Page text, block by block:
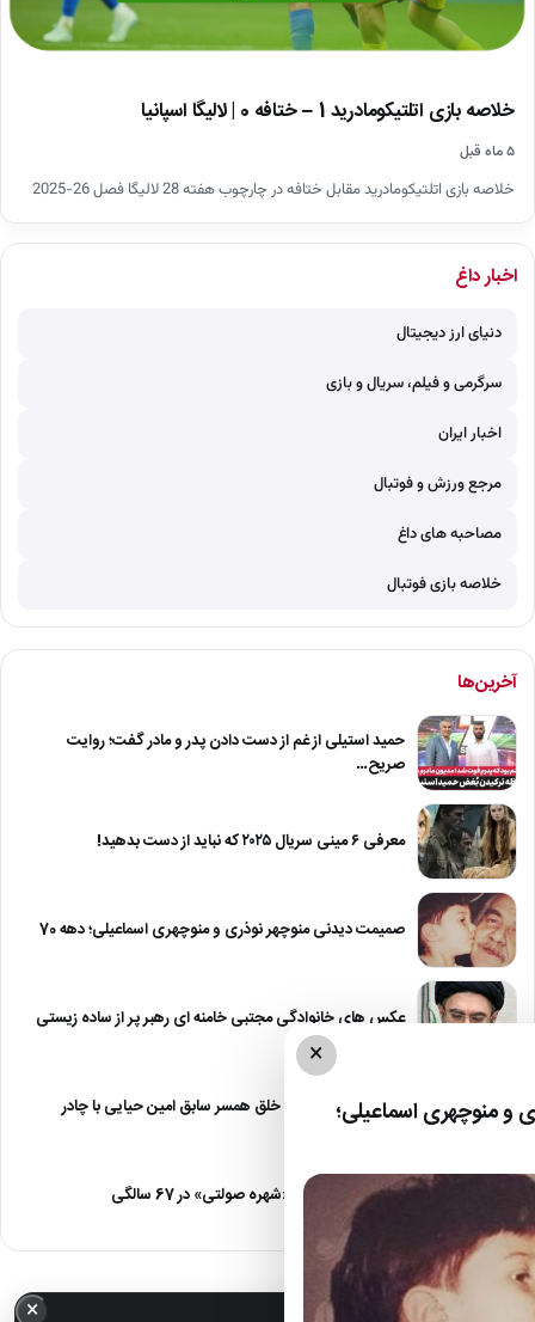
خلاصه بازی اتلتیکومادرید 1 – ختافه 0 | لالیگا اسپانیا
۵ ماه قبل
خلاصه بازی اتلتیکومادرید مقابل ختافه در چارچوب هفته 28 لالیگا فصل 26-2025
اخبار داغ
دنیای ارز دیجیتال
سرگرمی و فیلم، سریال و بازی
اخبار ایران
مرجع ورزش و فوتبال
مصاحبه های داغ
خلاصه بازی فوتبال
آخرین‌ها
حمید استیلی از غم از دست دادن پدر و مادر گفت؛ روایت
صریح…
معرفی ۶ مینی سریال ۲۰۲۵ که نباید از دست بدهید!
صمیمت دیدنی منوچهر نوذری و منوچهری اسماعیلی؛ دهه 70
عکس های خانوادگی مجتبی خامنه ای رهبر پر از ساده زیستی
عکس| نیلوفر خوش خلق همسر سابق امین حیایی با چادر
عکس| تغییر چهره «شهره صولتی» در 67 سالگی
×
منوچهری اسماعیلی؛
×